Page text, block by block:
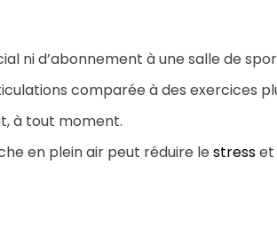
ni d’abonnement à une salle de
comparée à des exercices
à tout moment.
en plein air peut réduire le stresset